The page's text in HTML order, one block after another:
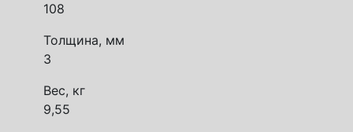
108
Толщина, мм
3
Вес, кг
9,55